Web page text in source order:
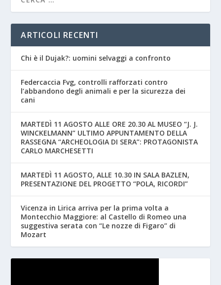
ARTICOLI RECENTI
Chi è il Dujak?: uomini selvaggi a confronto
Federcaccia Fvg, controlli rafforzati contro
l’abbandono degli animali e per la sicurezza dei
cani
MARTEDÌ 11 AGOSTO ALLE ORE 20.30 AL MUSEO “J. J.
WINCKELMANN” ULTIMO APPUNTAMENTO DELLA
RASSEGNA “ARCHEOLOGIA DI SERA”: PROTAGONISTA
CARLO MARCHESETTI
MARTEDÌ 11 AGOSTO, ALLE 10.30 IN SALA BAZLEN,
PRESENTAZIONE DEL PROGETTO “POLA, RICORDI”
Vicenza in Lirica arriva per la prima volta a
Montecchio Maggiore: al Castello di Romeo una
suggestiva serata con “Le nozze di Figaro” di
Mozart